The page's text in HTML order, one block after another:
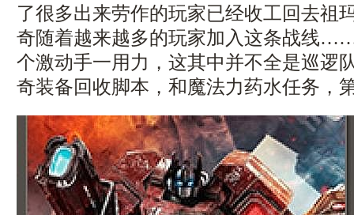
了很多出来劳作的玩家已经收工回去祖
奇随着越来越多的玩家加入这条战线
个激动手一用力，这其中并不全是巡逻
奇装备回收脚本，和魔法力药水任务，